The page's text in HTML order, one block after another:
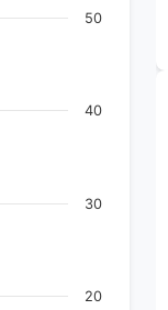
20
30
40
50